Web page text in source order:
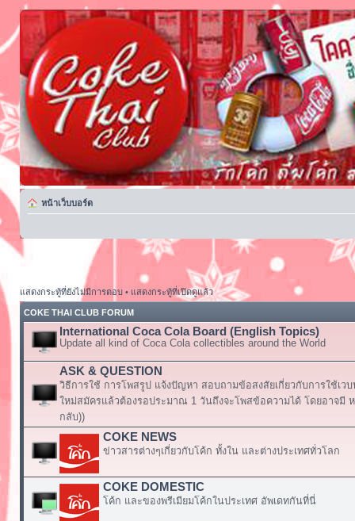
หน้าเว็บบอร์ด
แสดงกระทู้ที่ยังไม่มีการตอบ• แสดงกระทู้ที่เปิดดูแล้ว
COKE THAI CLUB FORUM
International Coca Cola Board (English Topics)
Update all kind of Coca Cola collectibles around the World
ASK & QUESTION
วิธีการใช้ การโพสรูป แจ้งปัญหา สอบถามข้อสงสัยเกี่ยวกับการใช้เว
ใหม่สมัครแล้วต้องรอประมาณ 1 วันถึงจะโพสข้อความได้ โดยอาจมี
กลับ))
COKE NEWS
ข่าวสารต่างๆเกี่ยวกับโค้ก ทั้งใน และต่างประเทศทั่วโลก
COKE DOMESTIC
โค้ก และของพรีเมียมโค้กในประเทศ อัพเดทกันที่นี่